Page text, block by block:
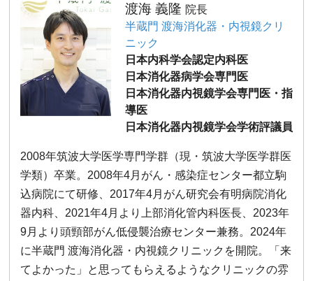
渡海 義隆 院長
半蔵門 渡海消化器・内視鏡クリ
ニック
日本内科学会認定内科医
日本消化器病学会専門医
日本消化器内視鏡学会専門医・指
導医
日本消化器内視鏡学会学術評議員
2008年筑波大学医学専門学群（現・筑波大学医学群医
学類）卒業。2008年4月がん・感染症センター都立駒
込病院にて研修、2017年4月がん研究会有明病院消化
器内科、2021年4月より上部消化管内科医長、2023年
9月より頭頸部がん低侵襲治療センター兼務。2024年
に半蔵門 渡海消化器・内視鏡クリニックを開院。「来
てよかった」と思ってもらえるようなクリニックの雰